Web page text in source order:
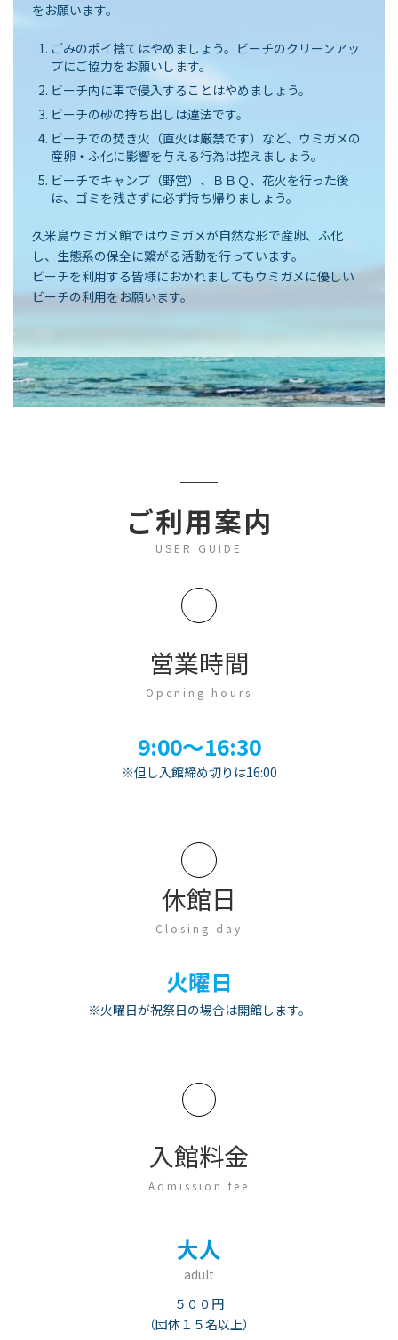
をお願います。
ごみのポイ捨てはやめましょう。ビーチのクリーンアッ
プにご協力をお願いします。
ビーチ内に車で侵入することはやめましょう。
ビーチの砂の持ち出しは違法です。
ビーチでの焚き火（直火は厳禁です）など、ウミガメの
産卵・ふ化に影響を与える行為は控えましょう。
ビーチでキャンプ（野営）、ＢＢＱ、花火を行った後
は、ゴミを残さずに必ず持ち帰りましょう。
久米島ウミガメ館ではウミガメが自然な形で産卵、ふ化
し、生態系の保全に繋がる活動を行っています。
ビーチを利用する皆様におかれましてもウミガメに優しい
ビーチの利用をお願います。
ご利用案内
USER GUIDE
営業時間
Opening hours
9:00～16:30
※但し入館締め切りは16:00
休館日
Closing day
火曜日
※火曜日が祝祭日の場合は開館します。
入館料金
Admission fee
大人
adult
５００円
（団体１５名以上）